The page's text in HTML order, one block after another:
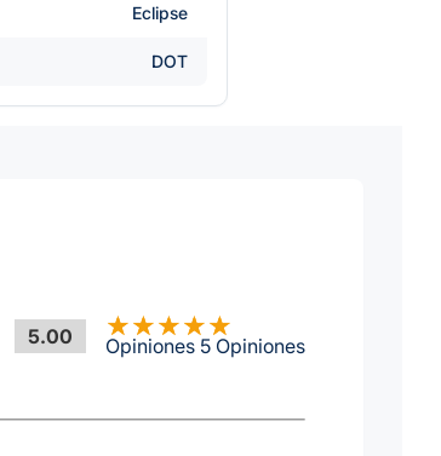
Eclipse
DOT
5.00 Opiniones 5 Opiniones